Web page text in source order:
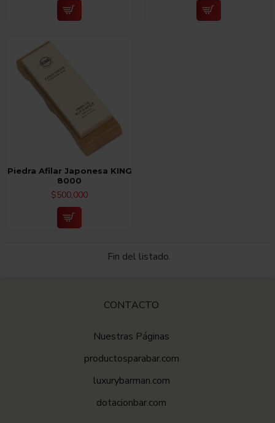
Piedra Afilar Japonesa KING
8000
$500,000
Fin del listado.
CONTACTO
Nuestras Páginas
productosparabar.com
luxurybarman.com
dotacionbar.com